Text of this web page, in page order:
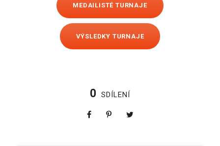
MEDAILISTÉ TURNAJE
VÝSLEDKY TURNAJE
0 SDÍLENÍ